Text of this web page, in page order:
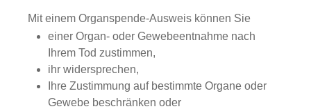
Mit einem Organspende-Ausweis können Sie
einer Organ- oder Gewebeentnahme nach
Ihrem Tod zustimmen,
ihr widersprechen,
Ihre Zustimmung auf bestimmte Organe oder
Gewebe beschränken oder